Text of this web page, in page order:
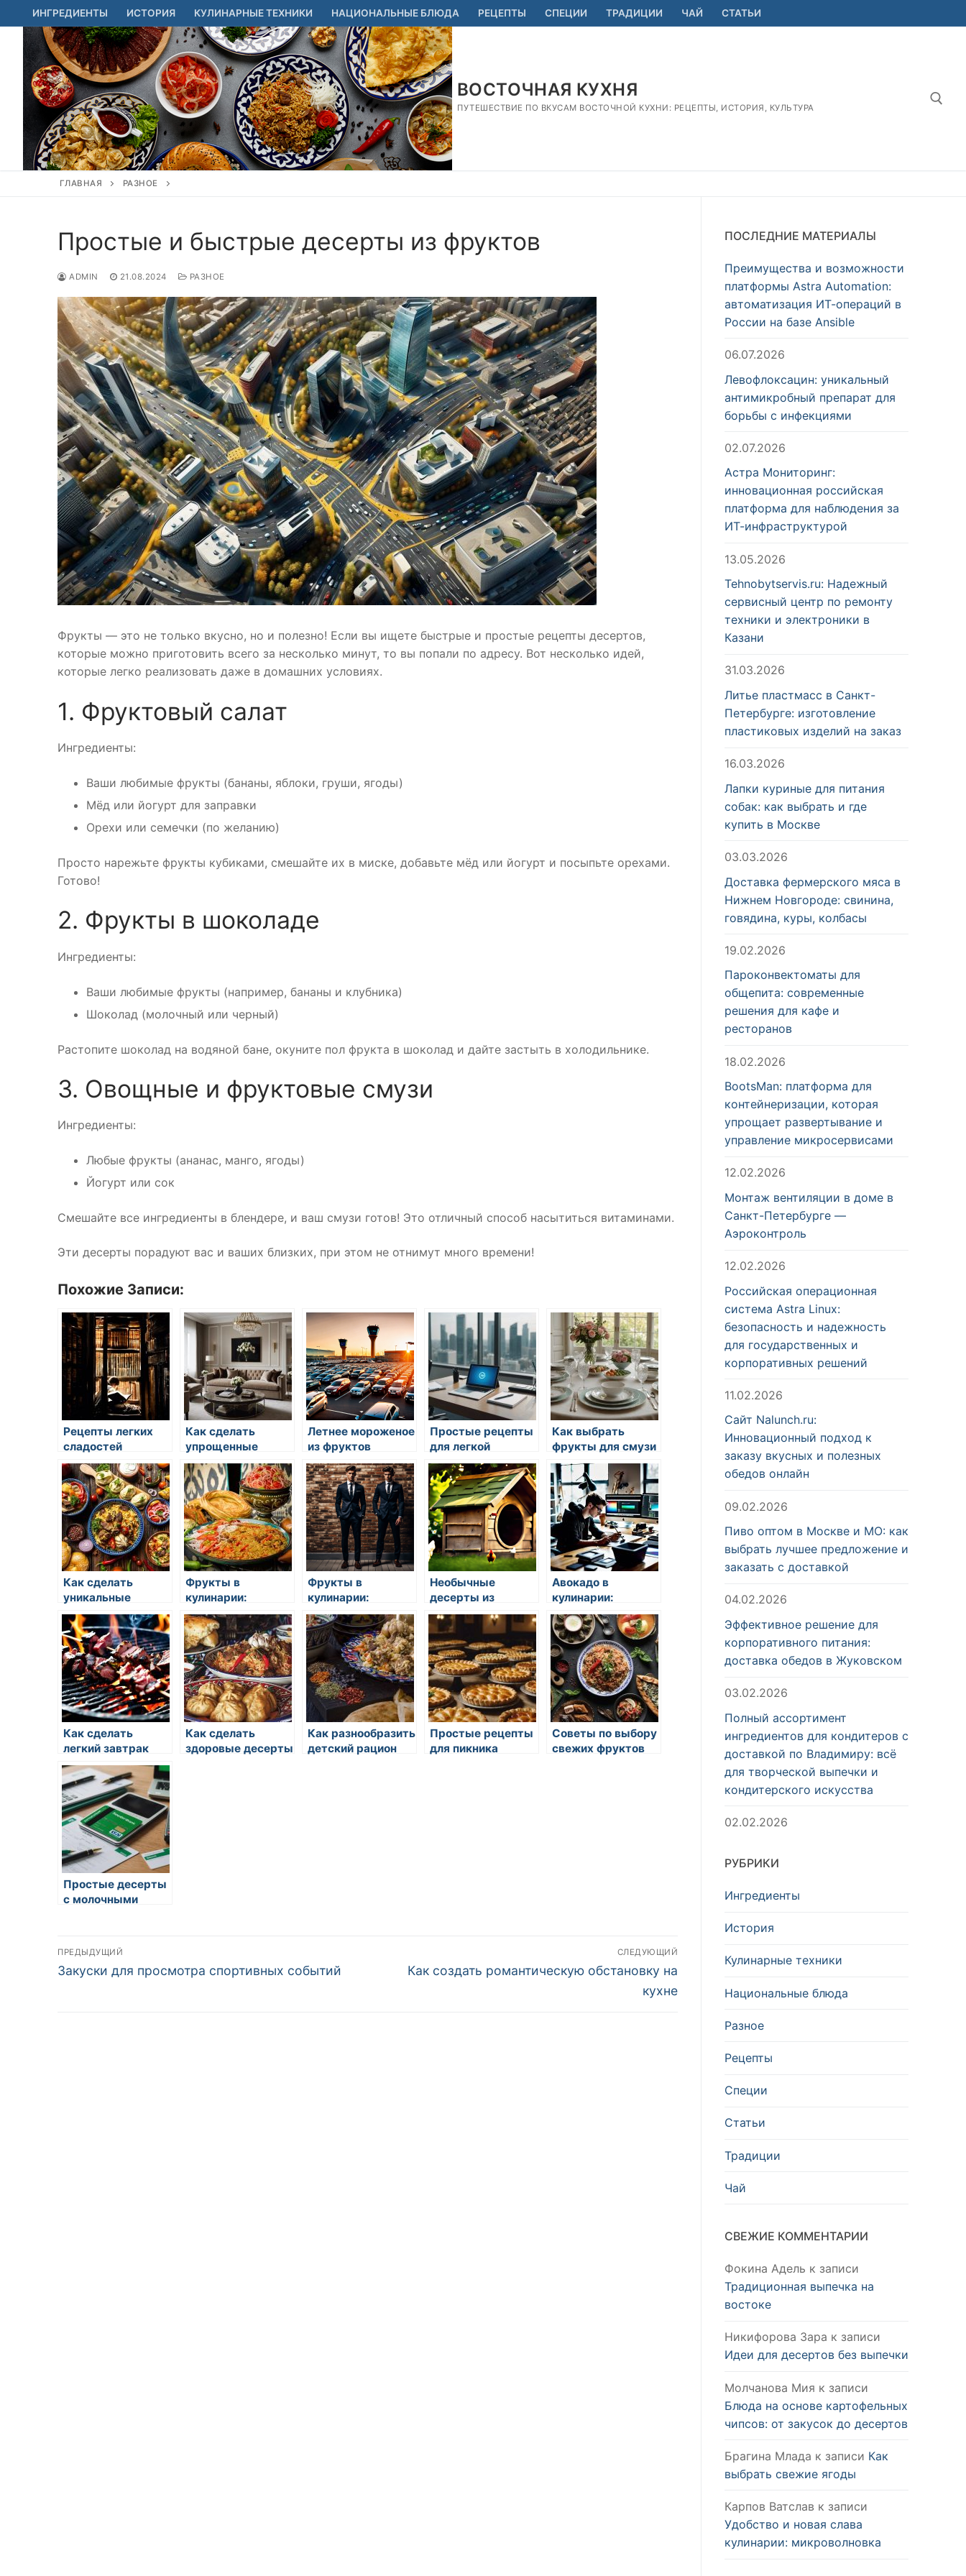
Перейти
к
содержимому
ИНГРЕДИЕНТЫ ИСТОРИЯ КУЛИНАРНЫЕ ТЕХНИКИ НАЦИОНАЛЬНЫЕ БЛЮДА РЕЦЕПТЫ СПЕЦИИ ТРАДИЦИИ ЧАЙ СТАТЬИ
ВОСТОЧНАЯ КУХНЯ
ПУТЕШЕСТВИЕ ПО ВКУСАМ ВОСТОЧНОЙ КУХНИ: РЕЦЕПТЫ, ИСТОРИЯ, КУЛЬТУРА
ГЛАВНАЯ РАЗНОЕ
Простые и быстрые десерты из фруктов
ADMIN 21.08.2024 РАЗНОЕ
Фрукты — это не только вкусно, но и полезно! Если вы ищете быстрые и простые рецепты десертов,
которые можно приготовить всего за несколько минут, то вы попали по адресу. Вот несколько идей,
которые легко реализовать даже в домашних условиях.
1. Фруктовый салат
Ингредиенты:
Ваши любимые фрукты (бананы, яблоки, груши, ягоды)
Мёд или йогурт для заправки
Орехи или семечки (по желанию)
Просто нарежьте фрукты кубиками, смешайте их в миске, добавьте мёд или йогурт и посыпьте орехами.
Готово!
2. Фрукты в шоколаде
Ингредиенты:
Ваши любимые фрукты (например, бананы и клубника)
Шоколад (молочный или черный)
Растопите шоколад на водяной бане, окуните пол фрукта в шоколад и дайте застыть в холодильнике.
3. Овощные и фруктовые смузи
Ингредиенты:
Любые фрукты (ананас, манго, ягоды)
Йогурт или сок
Смешайте все ингредиенты в блендере, и ваш смузи готов! Это отличный способ насытиться витаминами.
Эти десерты порадуют вас и ваших близких, при этом не отнимут много времени!
Похожие Записи:
Рецепты легких
сладостей
Как сделать
упрощенные
десерты
Летнее мороженое
из фруктов
Простые рецепты
для легкой
вечеринки
Как выбрать
фрукты для смузи
Как сделать
уникальные
десерты из меда
Фрукты в
кулинарии:
рецепты
Фрукты в
кулинарии:
рецепты
Необычные
десерты из
творога
Авокадо в
кулинарии:
простые рецепты
Как сделать
легкий завтрак
Как сделать
здоровые десерты
Как разнообразить
детский рацион
Простые рецепты
для пикника
Советы по выбору
свежих фруктов
Простые десерты
с молочными
Навигация
по
ПРЕДЫДУЩИЙ
Предыдущая
Закуски для просмотра спортивных событий
СЛЕДУЮЩИЙ
Следующая
Как создать романтическую обстановку на
кухне
ПОСЛЕДНИЕ МАТЕРИАЛЫ
Преимущества и возможности
платформы Astra Automation:
автоматизация ИТ-операций в
России на базе Ansible
06.07.2026
Левофлоксацин: уникальный
антимикробный препарат для
борьбы с инфекциями
02.07.2026
Астра Мониторинг:
инновационная российская
платформа для наблюдения за
ИТ-инфраструктурой
13.05.2026
Tehnobytservis.ru: Надежный
сервисный центр по ремонту
техники и электроники в
Казани
31.03.2026
Литье пластмасс в Санкт-
Петербурге: изготовление
пластиковых изделий на заказ
16.03.2026
Лапки куриные для питания
собак: как выбрать и где
купить в Москве
03.03.2026
Доставка фермерского мяса в
Нижнем Новгороде: свинина,
говядина, куры, колбасы
19.02.2026
Пароконвектоматы для
общепита: современные
решения для кафе и
ресторанов
18.02.2026
BootsMan: платформа для
контейнеризации, которая
упрощает развертывание и
управление микросервисами
12.02.2026
Монтаж вентиляции в доме в
Санкт-Петербурге —
Аэроконтроль
12.02.2026
Российская операционная
система Astra Linux:
безопасность и надежность
для государственных и
корпоративных решений
11.02.2026
Сайт Nalunch.ru:
Инновационный подход к
заказу вкусных и полезных
обедов онлайн
09.02.2026
Пиво оптом в Москве и МО: как
выбрать лучшее предложение и
заказать с доставкой
04.02.2026
Эффективное решение для
корпоративного питания:
доставка обедов в Жуковском
03.02.2026
Полный ассортимент
ингредиентов для кондитеров с
доставкой по Владимиру: всё
для творческой выпечки и
кондитерского искусства
02.02.2026
РУБРИКИ
Ингредиенты
История
Кулинарные техники
Национальные блюда
Разное
Рецепты
Специи
Статьи
Традиции
Чай
СВЕЖИЕ КОММЕНТАРИИ
Фокина Адель к записи
Традиционная выпечка на
востоке
Никифорова Зара к записи
Идеи для десертов без выпечки
Молчанова Мия к записи
Блюда на основе картофельных
чипсов: от закусок до десертов
Брагина Млада к записи Как
выбрать свежие ягоды
Карпов Ватслав к записи
Удобство и новая слава
кулинарии: микроволновка